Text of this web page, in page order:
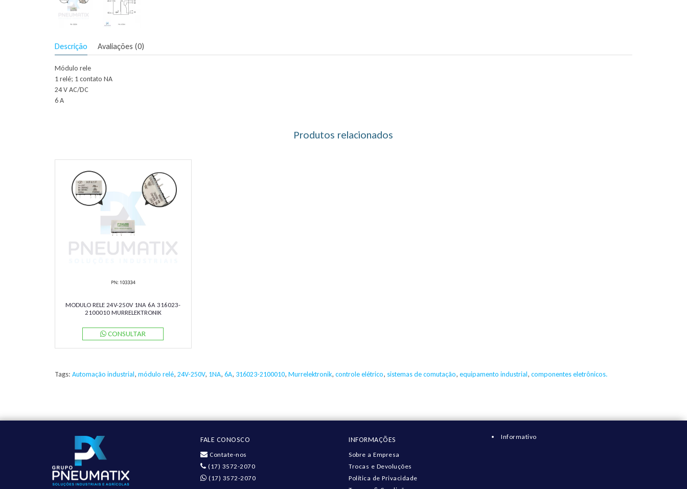
Descrição Avaliações (0)
Módulo rele
1 relé; 1 contato NA
24 V AC/DC
6 A
Produtos relacionados
MODULO RELE 24V-250V 1NA 6A 316023-
2100010 MURRELEKTRONIK
CONSULTAR
Tags: Automação industrial, módulo relé, 24V-250V, 1NA, 6A, 316023-2100010, Murrelektronik, controle elétrico, sistemas de comutação, equipamento industrial, componentes eletrônicos.
FALE CONOSCO
Contate-nos
(17) 3572-2070
(17) 3572-2070
INFORMAÇÕES
Sobre a Empresa
Trocas e Devoluções
Política de Privacidade
Informativo